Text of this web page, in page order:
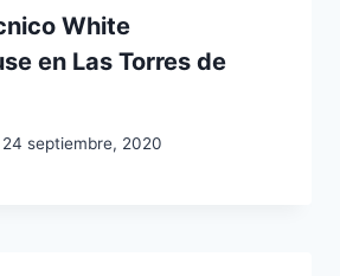
White
en Las Torres de
24 septiembre, 2020